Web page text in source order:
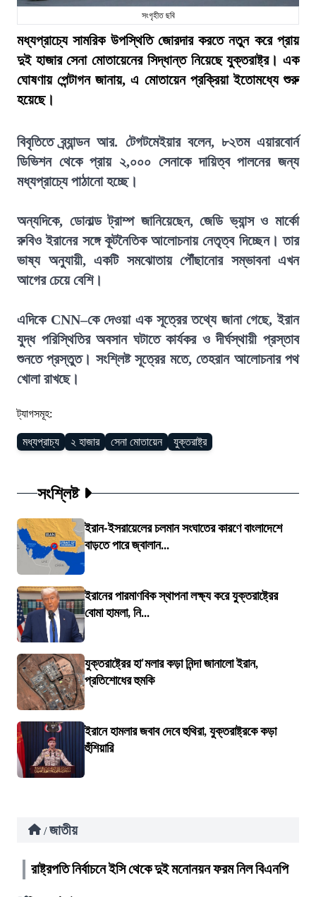
সংগৃহীত ছবি
মধ্যপ্রাচ্যে সামরিক উপস্থিতি জোরদার করতে নতুন করে প্রায়
দুই হাজার সেনা মোতায়েনের সিদ্ধান্ত নিয়েছে যুক্তরাষ্ট্র। এক
ঘোষণায় পেন্টাগন জানায়, এ মোতায়েন প্রক্রিয়া ইতোমধ্যে শুরু
হয়েছে।
বিবৃতিতে ব্র্যান্ডন আর. টেগটমেইয়ার বলেন, ৮২তম এয়ারবোর্ন
ডিভিশন থেকে প্রায় ২,০০০ সেনাকে দায়িত্ব পালনের জন্য
মধ্যপ্রাচ্যে পাঠানো হচ্ছে।
অন্যদিকে, ডোনাল্ড ট্রাম্প জানিয়েছেন, জেডি ভ্যান্স ও মার্কো
রুবিও ইরানের সঙ্গে কূটনৈতিক আলোচনায় নেতৃত্ব দিচ্ছেন। তার
ভাষ্য অনুযায়ী, একটি সমঝোতায় পৌঁছানোর সম্ভাবনা এখন
আগের চেয়ে বেশি।
এদিকে CNN–কে দেওয়া এক সূত্রের তথ্যে জানা গেছে, ইরান
যুদ্ধ পরিস্থিতির অবসান ঘটাতে কার্যকর ও দীর্ঘস্থায়ী প্রস্তাব
শুনতে প্রস্তুত। সংশ্লিষ্ট সূত্রের মতে, তেহরান আলোচনার পথ
খোলা রাখছে।
ট্যাগসমূহ:
মধ্যপ্রাচ্য ২ হাজার সেনা মোতায়েন যুক্তরাষ্ট্র
সংশ্লিষ্ট
ইরান-ইসরায়েলের চলমান সংঘাতের কারণে বাংলাদেশে
বাড়তে পারে জ্বালান...
ইরানের পারমাণবিক স্থাপনা লক্ষ্য করে যুক্তরাষ্ট্রের
বোমা হামলা, নি...
যুক্তরাষ্ট্রের হা'মলার কড়া নিন্দা জানালো ইরান,
প্রতিশোধের হুমকি
ইরানে হামলার জবাব দেবে হুথিরা, যুক্তরাষ্ট্রকে কড়া
হুঁশিয়ারি
/ জাতীয়
রাষ্ট্রপতি নির্বাচনে ইসি থেকে দুই মনোনয়ন ফরম নিল বিএনপি